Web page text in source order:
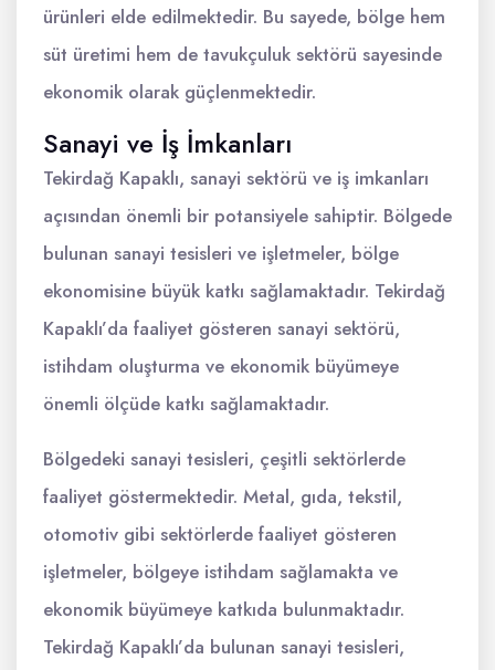
ürünleri elde edilmektedir. Bu sayede, bölge hem
süt üretimi hem de tavukçuluk sektörü sayesinde
ekonomik olarak güçlenmektedir.
Sanayi ve İş İmkanları
Tekirdağ Kapaklı, sanayi sektörü ve iş imkanları
açısından önemli bir potansiyele sahiptir. Bölgede
bulunan sanayi tesisleri ve işletmeler, bölge
ekonomisine büyük katkı sağlamaktadır. Tekirdağ
Kapaklı’da faaliyet gösteren sanayi sektörü,
istihdam oluşturma ve ekonomik büyümeye
önemli ölçüde katkı sağlamaktadır.
Bölgedeki sanayi tesisleri, çeşitli sektörlerde
faaliyet göstermektedir. Metal, gıda, tekstil,
otomotiv gibi sektörlerde faaliyet gösteren
işletmeler, bölgeye istihdam sağlamakta ve
ekonomik büyümeye katkıda bulunmaktadır.
Tekirdağ Kapaklı’da bulunan sanayi tesisleri,